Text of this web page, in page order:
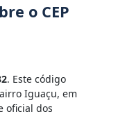
o CEP
. Este código
Iguaçu, em
oficial dos